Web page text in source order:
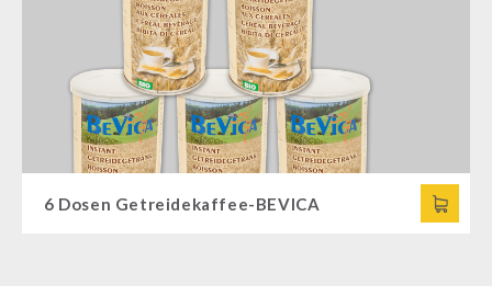
6 Dosen Getreidekaffee-BEVICA